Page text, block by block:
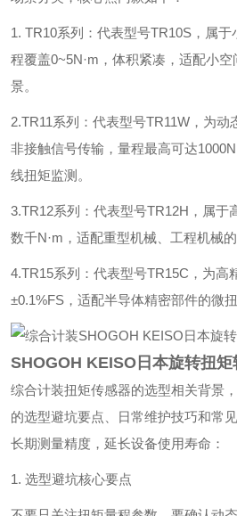
1. TR10系列：代表型号TR10S，属
程覆盖0~5N·m，体积紧凑，适配小
景。
2.TR11系列：代表型号TR11W，为
非接触信号传输，量程最高可达
线扭矩监测。
3.TR12系列：代表型号TR12H，属于
数千N·m，适配重型机械、工程机械
4.TR15系列：代表型号TR15C，为高
±0.1%FS，适配半导体精密部件的微扭
SHOGOH KEISO日本旋转扭矩
综合计装扭矩传感器的选型相关背景
的选型避坑要点、日常维护技巧和常
长期测量精度，延长设备使用寿命：
1. 选型避坑核心要点